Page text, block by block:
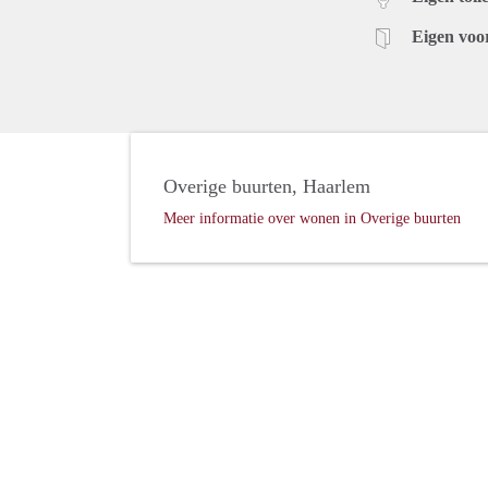
Eigen
Overige buurten, Haarlem
Meer informatie over wonen in Overige buurten